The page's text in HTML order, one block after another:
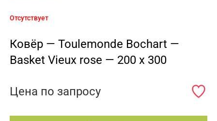
Отсутствует
Ковёр — Toulemonde Bochart —
Basket Vieux rose — 200 x 300
Цена по запросу